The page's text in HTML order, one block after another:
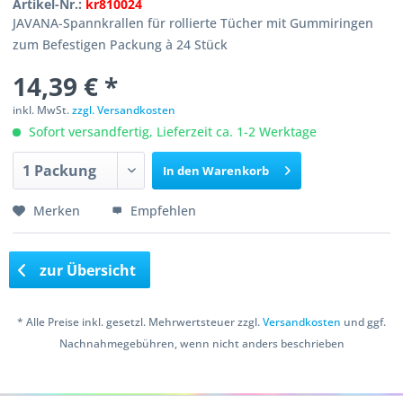
Artikel-Nr.: kr810024
JAVANA-Spannkrallen für rollierte Tücher mit Gummiringen
zum Befestigen Packung à 24 Stück
14,39 € *
inkl. MwSt.zzgl. Versandkosten
Sofort versandfertig, Lieferzeit ca. 1-2 Werktage
In den Warenkorb
Merken Empfehlen
zur Übersicht
* Alle Preise inkl. gesetzl. Mehrwertsteuer zzgl.Versandkosten und ggf.
Nachnahmegebühren, wenn nicht anders beschrieben